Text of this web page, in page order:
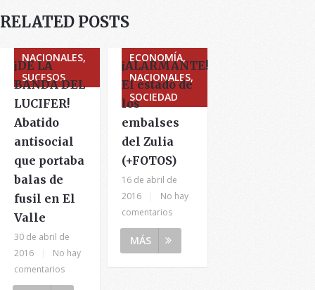
RELATED POSTS
NACIONALES,
SUCESOS
¡DE LA
BANDA DEL
LUCIFER!
Abatido
antisocial
que portaba
balas de
fusil en El
Valle
30 de abril de
2016
No hay
comentarios
ECONOMÍA,
NACIONALES,
SOCIEDAD
¡ALARMANTE!
El estado de
los
embalses
del Zulia
(+FOTOS)
16 de abril de
2016
No hay
comentarios
MÁS